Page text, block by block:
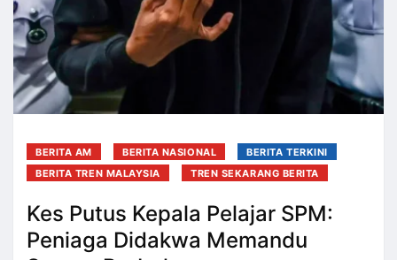
BERITA AM BERITA NASIONAL
BERITA TERKINI
BERITA TREN MALAYSIA
TREN SEKARANG BERITA
Kes Putus Kepala Pelajar SPM:
Peniaga Didakwa Memandu